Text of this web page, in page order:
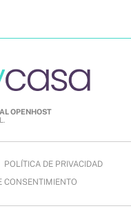
OPENHOST
POLÍTICA DE PRIVACIDAD
CONSENTIMIENTO